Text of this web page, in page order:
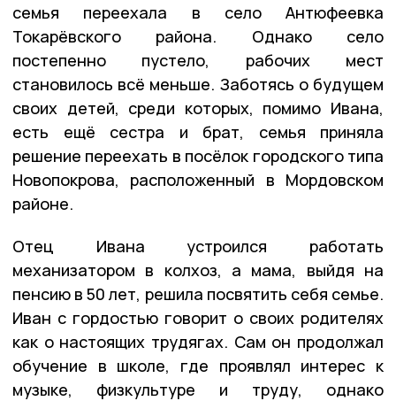
семья переехала в село Антюфеевка
Токарёвского района. Однако село
постепенно пустело, рабочих мест
становилось всё меньше. Заботясь о будущем
своих детей, среди которых, помимо Ивана,
есть ещё сестра и брат, семья приняла
решение переехать в посёлок городского типа
Новопокрова, расположенный в Мордовском
районе.
Отец Ивана устроился работать
механизатором в колхоз, а мама, выйдя на
пенсию в 50 лет, решила посвятить себя семье.
Иван с гордостью говорит о своих родителях
как о настоящих трудягах. Сам он продолжал
обучение в школе, где проявлял интерес к
музыке, физкультуре и труду, однако